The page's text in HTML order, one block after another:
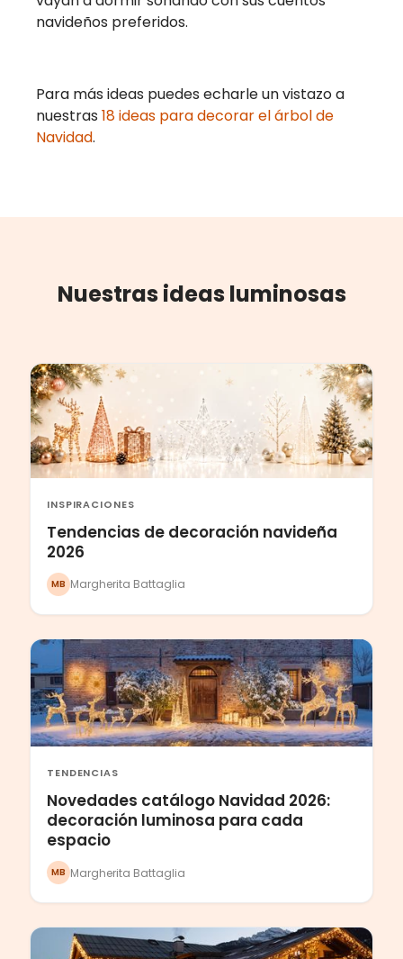
navideños preferidos.
Para más ideas puedes echarle un vistazo a
nuestras 18 ideas para decorar el árbol de
Navidad.
Nuestras ideas luminosas
INSPIRACIONES
Tendencias de decoración navideña
2026
MB Margherita Battaglia
TENDENCIAS
Novedades catálogo Navidad 2026:
decoración luminosa para cada
espacio
MB Margherita Battaglia